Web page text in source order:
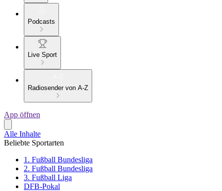
Podcasts
Live Sport
Radiosender von A-Z
App öffnen
Alle Inhalte
Beliebte Sportarten
1. Fußball Bundesliga
2. Fußball Bundesliga
3. Fußball Liga
DFB-Pokal